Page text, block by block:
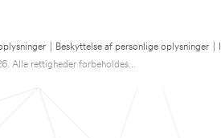
Beskyttelse af personlige oplysninger
Alle rettigheder forbeholdes...